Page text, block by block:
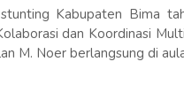
Kabupaten Bima
dan Koordinasi
M. Noer berlangsung di